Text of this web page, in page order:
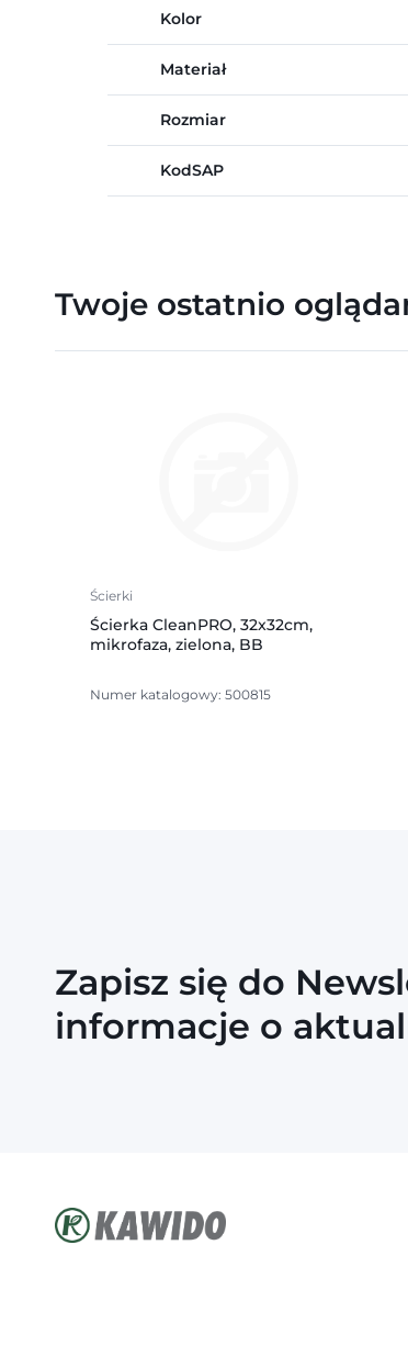
Kolor
Materiał
Rozmiar
KodSAP
Twoje ostatnio
Ścierki
Ścierka CleanPRO, 32x32cm,
mikrofaza, zielona, BB
Numer katalogowy: 500815
Zapisz się do
informacje o